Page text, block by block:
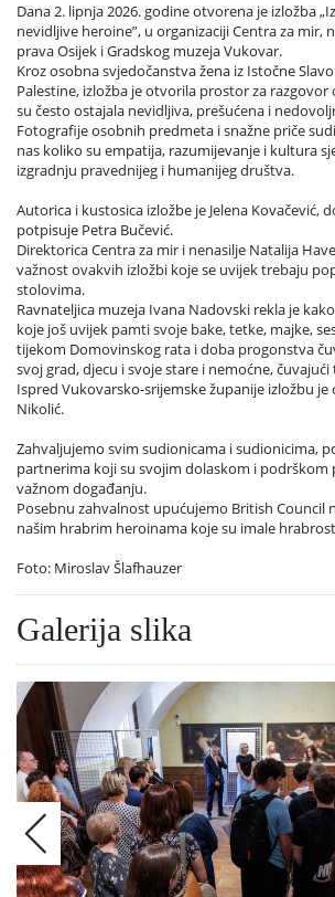
Dana 2. lipnja 2026. godine otvorena je izložba
nevidljive heroine”, u organizaciji Centra za mir,
prava Osijek i Gradskog muzeja Vukovar.
Kroz osobna svjedočanstva žena iz Istočne
Palestine, izložba je otvorila prostor za
su često ostajala nevidljiva, prešućena i
Fotografije osobnih predmeta i snažne priče
nas koliko su empatija, razumijevanje i kultura
izgradnju pravednijeg i humanijeg društva.
Autorica i kustosica izložbe je Jelena Kovačević,
potpisuje Petra Bučević.
Direktorica Centra za mir i nenasilje Natalija
važnost ovakvih izložbi koje se uvijek trebaju
stolovima.
Ravnateljica muzeja Ivana Nadovski rekla je
koje još uvijek pamti svoje bake, tetke, majke,
tijekom Domovinskog rata i doba progonstva
svoj grad, djecu i svoje stare i nemoćne,
Ispred Vukovarsko-srijemske županije izložbu
Nikolić.
Zahvaljujemo svim sudionicama i sudionicima,
partnerima koji su svojim dolaskom i podrškom
važnom događanju.
Posebnu zahvalnost upućujemo British Council
našim hrabrim heroinama koje su imale
Foto: Miroslav Šlafhauzer
Galerija slika